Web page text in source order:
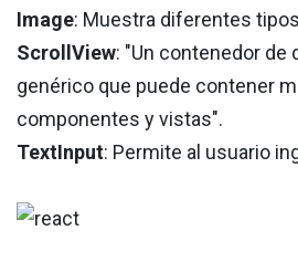
Image: Muestra diferentes
ScrollView: "Un contenedor de
genérico que puede contener
componentes y vistas".
TextInput: Permite al usuario